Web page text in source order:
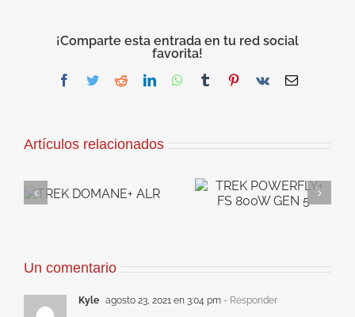
¡Comparte esta entrada en tu red social
favorita!
Facebook
TwitterRedditLinkedInWhatsApp
TumblrPinterest
Vk
Correo
Artículos relacionados
TREK
TREK RAIL 9.8
800W GX AXS T-
Un comentario
Kyle agosto 23, 2021 en 3:04 pm - Responder